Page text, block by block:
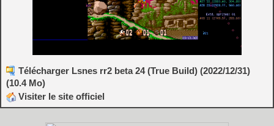
Télécharger Lsnes rr2 beta 24 (True Build) (2022/12/31)
(10.4 Mo)
Visiter le site officiel